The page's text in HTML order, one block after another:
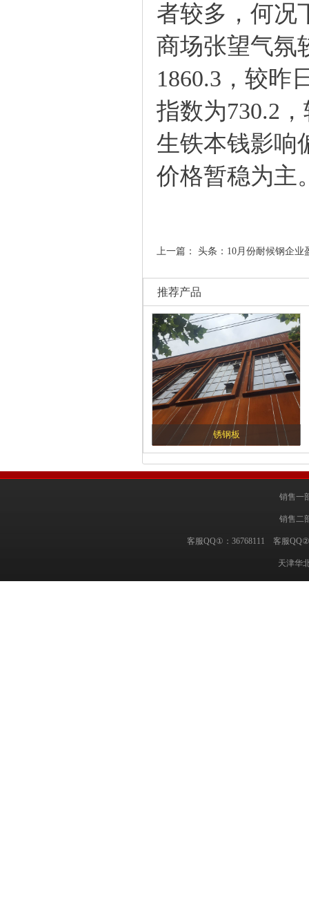
者较多，何况
商场张望气氛
1860.3，较昨
指数为730.2
生铁本钱影响
价格暂稳为主
上一篇： 头条：10月份耐候钢企业
推荐产品
锈钢板
销售一
销售二
客服QQ①：36768111 客服
天津华